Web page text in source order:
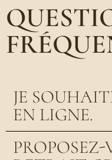
JE
EN LIGNE.
PROPOSEZ-